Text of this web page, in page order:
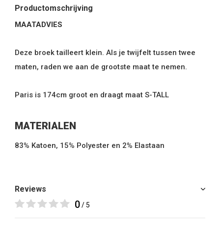
Productomschrijving
MAATADVIES
Deze broek tailleert klein. Als je twijfelt tussen twee
maten, raden we aan de grootste maat te nemen.
Paris is 174cm groot en draagt maat S-TALL
MATERIALEN
83% Katoen, 15% Polyester en 2% Elastaan
Reviews
0/ 5